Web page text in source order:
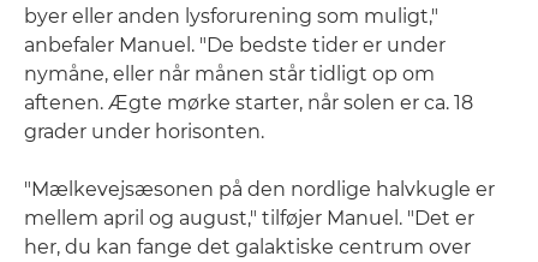
byer eller anden lysforurening som muligt,"
anbefaler Manuel. "De bedste tider er under
nymåne, eller når månen står tidligt op om
aftenen. Ægte mørke starter, når solen er ca. 18
grader under horisonten.
"Mælkevejsæsonen på den nordlige halvkugle er
mellem april og august," tilføjer Manuel. "Det er
her, du kan fange det galaktiske centrum over